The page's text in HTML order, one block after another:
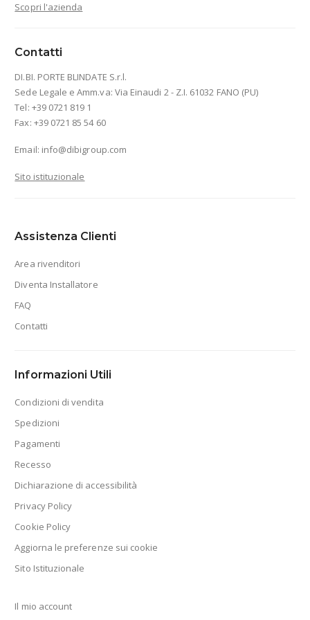
Scopri l'azienda
Contatti
DI.BI. PORTE BLINDATE S.r.l.
Sede Legale e Amm.va: Via Einaudi 2 - Z.I. 61032 FANO (PU)
Tel: +39 0721 819 1
Fax: +39 0721 85 54 60
Email: info@dibigroup.com
Sito istituzionale
Assistenza Clienti
Area rivenditori
Diventa Installatore
FAQ
Contatti
Informazioni Utili
Condizioni di vendita
Spedizioni
Pagamenti
Recesso
Dichiarazione di accessibilità
Privacy Policy
Cookie Policy
Aggiorna le preferenze sui cookie
Sito Istituzionale
Il mio account